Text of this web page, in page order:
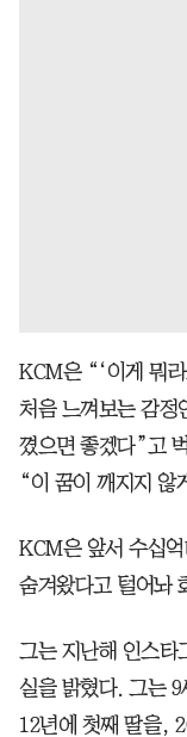
KCM은 “‘이게 뭐
처음 느껴보는 감정
꼈으면 좋겠다”고
“이 꿈이 깨지지 않
KCM은 앞서 수십
숨겨왔다고 털어놔
그는 지난해 인스타
실을 밝혔다. 그는
12년에 첫째 딸을,